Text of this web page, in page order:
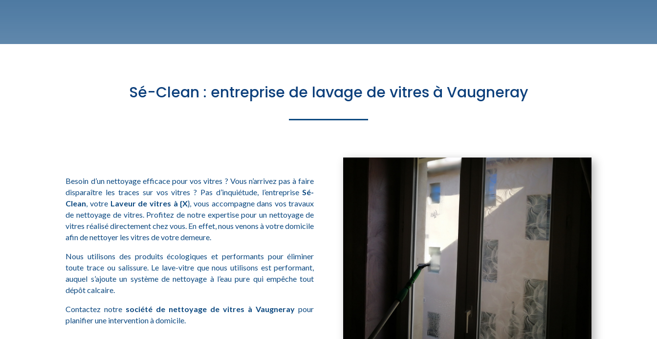
Sé-Clean : entreprise de lavage de vitres à Vaugneray
Besoin d’un nettoyage efficace pour vos vitres ? Vous n’arrivez pas à faire
disparaître les traces sur vos vitres ? Pas d’inquiétude, l’entrepriseSé-
Clean, votre Laveur de vitres à {X}, vous accompagne dans vos travaux
de nettoyage de vitres. Profitez de notre expertise pour un nettoyage de
vitres réalisé directement chez vous. En effet, nous venons à votre domicile
afin de nettoyer les vitres de votre demeure.
Nous utilisons des produits écologiques et performants pour éliminer
toute trace ou salissure. Le lave-vitre que nous utilisons est performant,
auquel s’ajoute un système de nettoyage à l’eau pure qui empêche tout
dépôt calcaire.
Contactez notre société de nettoyage de vitres à Vaugneray pour
planifier une intervention à domicile.